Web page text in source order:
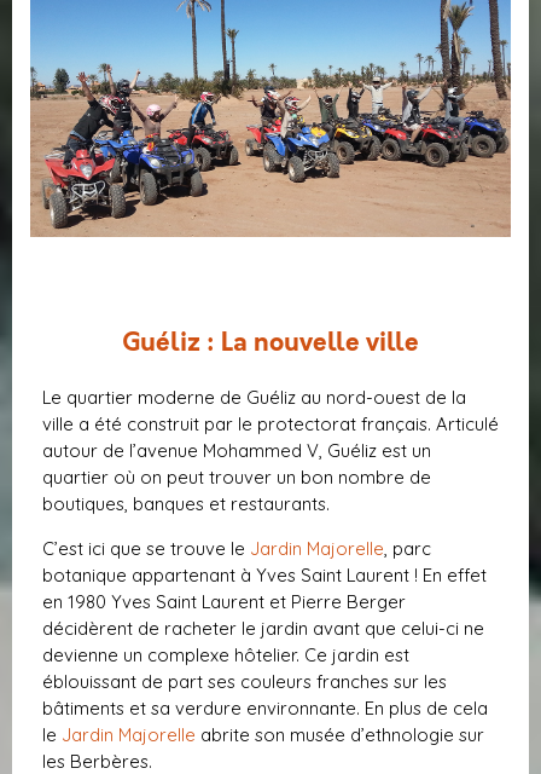
Guéliz : La nouvelle ville
Le quartier moderne de Guéliz au nord-ouest de la
ville a été construit par le protectorat français. Articulé
autour de l’avenue Mohammed V, Guéliz est un
quartier où on peut trouver un bon nombre de
boutiques, banques et restaurants.
C’est ici que se trouve le Jardin Majorelle, parc
botanique appartenant à Yves Saint Laurent ! En effet
en 1980 Yves Saint Laurent et Pierre Berger
décidèrent de racheter le jardin avant que celui-ci ne
devienne un complexe hôtelier. Ce jardin est
éblouissant de part ses couleurs franches sur les
bâtiments et sa verdure environnante. En plus de cela
le Jardin Majorelle abrite son musée d’ethnologie sur
les Berbères.